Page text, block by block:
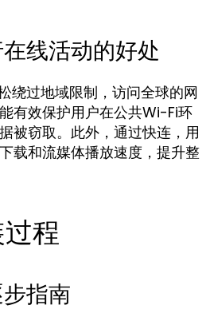
线活动的好处
绕过地域限制，访问全球的网
有效保护用户在公共Wi-Fi环
被窃取。此外，通过快连，用
载和流媒体播放速度，提升整
程
指南